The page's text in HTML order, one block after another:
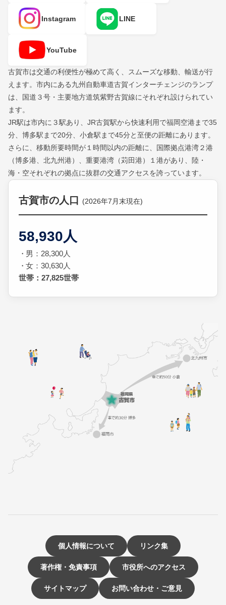
Instagram LINE
YouTube
古賀市は交通の利便性が極めて高く、スムーズな移動、輸送が行
えます。市内にある九州自動車道古賀インターチェンジのランプ
は、国道３号・主要地方道筑紫野古賀線にそれぞれ設けられてい
ます。
JR駅は市内に３駅あり、JR古賀駅から快速利用で福岡空港まで35
分、博多駅まで20分、小倉駅まで45分と至便の距離にあります。
さらに、移動所要時間が１時間以内の距離に、国際拠点港湾２港
（博多港、北九州港）、重要港湾（苅田港）１港があり、陸・
海・空それぞれの拠点に抜群の交通アクセスを誇っています。
古賀市の人口 (2026年7月末現在)
58,930人
男：28,300人
女：30,630人
世帯：27,825世帯
個人情報について リンク集
著作権・免責事項 市役所へのアクセス
サイトマップ お問い合わせ・ご意見